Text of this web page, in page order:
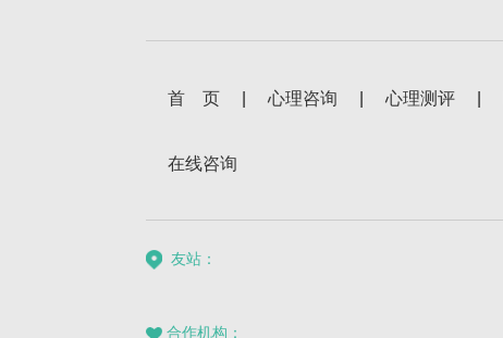
首 页 | 心理咨询 | 心理测评 |
在线咨询
友站：
合作机构：